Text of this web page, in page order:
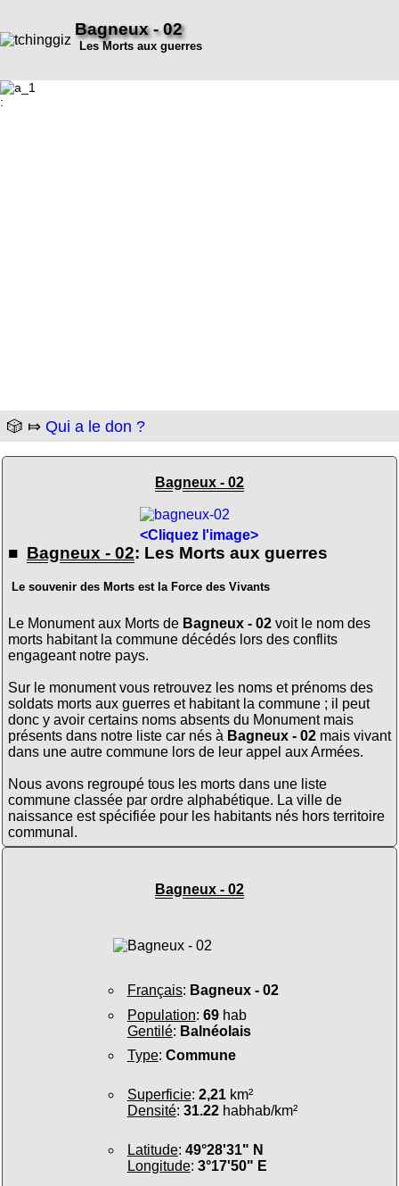
Bagneux - 02
Les Morts aux guerres
:
🎲 ⤇ Qui a le don ?
Bagneux - 02
<Cliquez l'image>
■ Bagneux - 02: Les Morts aux guerres
Le souvenir des Morts est la Force des Vivants
Le Monument aux Morts de Bagneux - 02voit le nom des
morts habitant la commune décédés lors des conflits
engageant notre pays.
Sur le monument vous retrouvez les noms et prénoms des
soldats morts aux guerres et habitant la commune ; il peut
donc y avoir certains noms absents du Monument mais
présents dans notre liste car nés à Bagneux - 02mais vivant
dans une autre commune lors de leur appel aux Armées.
Nous avons regroupé tous les morts dans une liste
commune classée par ordre alphabétique. La ville de
naissance est spécifiée pour les habitants nés hors territoire
communal.
Bagneux - 02
Français: Bagneux - 02
Population: 69hab
Gentilé: Balnéolais
Type: Commune
Superficie: 2,21km²
Densité: 31.22habhab/km²
Latitude: 49°28'31" N
Longitude: 3°17'50" E